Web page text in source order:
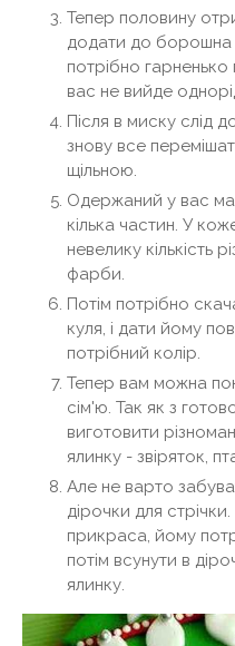
Тепер половину
додати до борошна
потрібно
вас не вийде
Після в миску слід
знову все
щільною.
Одержаний у вас
кілька частин. У
невелику кількість
фарби.
Потім потрібно
куля, і дати йому
потрібний колір.
Тепер вам можна
сім'ю. Так як з
виготовити
ялинку - звіряток,
Але не варто
дірочки для
прикраса, йому
потім всунути в
ялинку.